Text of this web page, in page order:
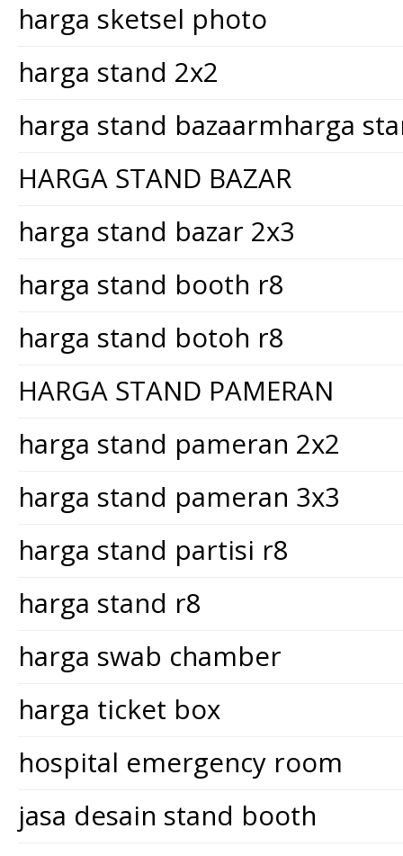
harga sketsel photo
harga stand 2x2
harga stand bazaarmharga
HARGA STAND BAZAR
harga stand bazar 2x3
harga stand booth r8
harga stand botoh r8
HARGA STAND PAMERAN
harga stand pameran 2x2
harga stand pameran 3x3
harga stand partisi r8
harga stand r8
harga swab chamber
harga ticket box
hospital emergency room
jasa desain stand booth